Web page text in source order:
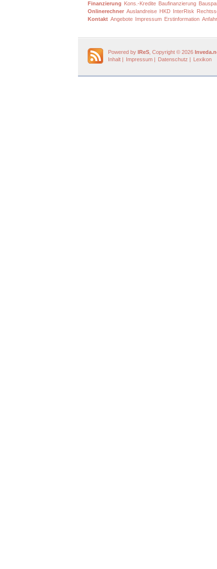
Finanzierung Kons.-Kredite Baufinanzierung
Onlinerechner Auslandreise HKD InterRisk
Kontakt Angebote Impressum Erstinformation
Powered by IReS , Copyright © 2026
Inhalt | Impressum | Datenschutz | Lexikon